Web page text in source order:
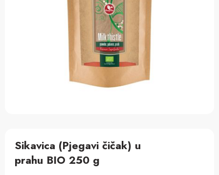
Sikavica (Pjegavi čičak) u
prahu BIO 250 g